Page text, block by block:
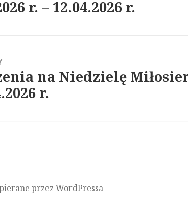
r. – 12.04.2026 r.
na Niedzielę
r.
przez WordPressa